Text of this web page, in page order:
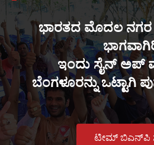
ಭಾರತದ ಮೊದಲ ನಗರ
ಇಂದು ಸೈನ್ ಅಪ್
ಬೆಂಗಳೂರನ್ನು ಒಟ್ಟಾಗಿ
ಟೀಮ್ ಬಿಎನ್‌ಪಿ